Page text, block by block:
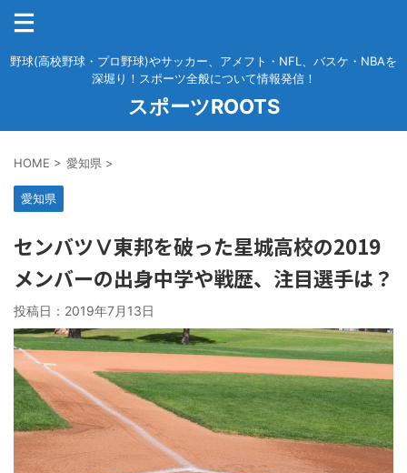
野球(高校野球・プロ野球)やサッカー、アメフト・NFL、バスケ・NBAを
深堀り！スポーツ全般について情報発信！
スポーツROOTS
HOME > 愛知県 >
愛知県
センバツⅤ東邦を破った星城高校の2019
メンバーの出身中学や戦歴、注目選手は？
投稿日： 2019年7月13日